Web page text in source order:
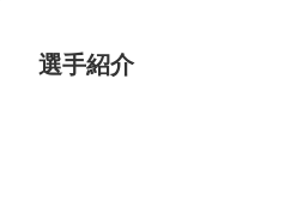
選手紹介